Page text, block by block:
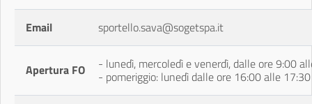
Email sportello.sava@sogetspa.it
Apertura FO - lunedì, mercoledì e venerdì, dalle ore 9:00
- pomeriggio: lunedì dalle ore 16:00 alle 17:30